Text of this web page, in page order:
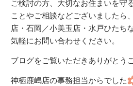
ご検討の方、大切なお住まいを守
ことやご相談などございましたら
店・石岡／小美玉店・水戸ひたち
気軽にお問い合わせください。
ブログをご覧いただきありがとう
神栖鹿嶋店の事務担当からでした